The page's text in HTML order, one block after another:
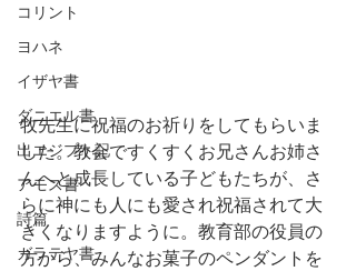
コリント
ヨハネ
イザヤ書
ダニエル書
出エジプト記
アモス書
詩篇
ガラテヤ書
牧先生に祝福のお祈りをしてもらいま
した。教会ですくすくお兄さんお姉さ
んへと成長している子どもたちが、さ
らに神にも人にも愛され祝福されて大
きくなりますように。教育部の役員の
方から、みんなお菓子のペンダントを